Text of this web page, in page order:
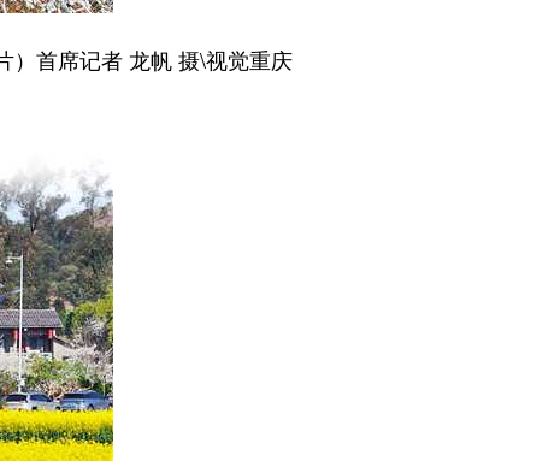
首席记者 龙帆 摄\视觉重庆